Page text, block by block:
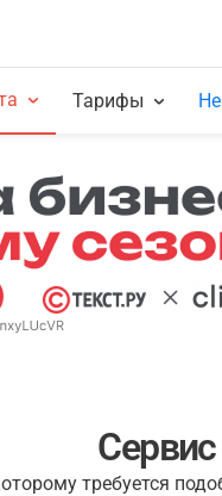
Тарифы
требуется